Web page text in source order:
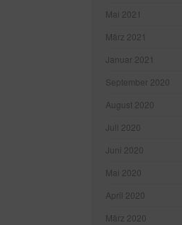
Mai 2021
März 2021
Januar 2021
September 2020
August 2020
Juli 2020
Juni 2020
Mai 2020
April 2020
März 2020